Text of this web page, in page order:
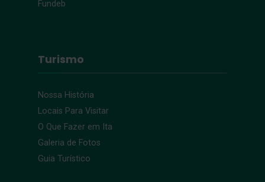
Fundeb
Turismo
Nossa História
Locais Para Visitar
O Que Fazer em Ita
Galeria de Fotos
Guia Turístico